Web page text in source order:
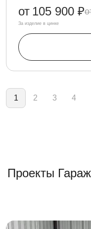
от 105 900 ₽
За изделие в цинке
Нумерация
1 2 3 4
Проекты